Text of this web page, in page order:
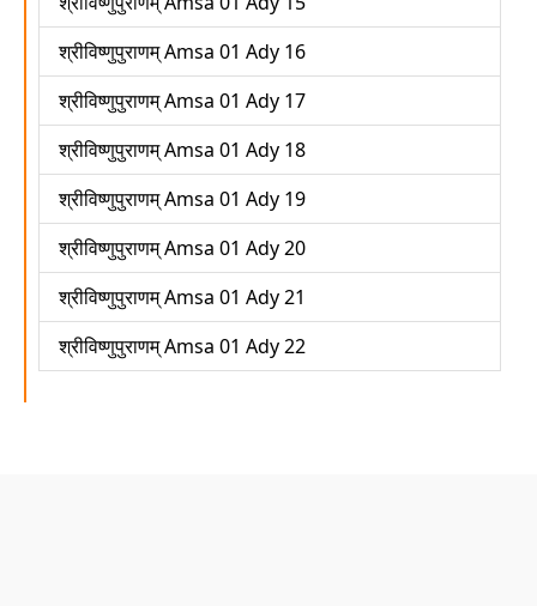
श्रीविष्णुपुराणम् Amsa 01 Ady 16
श्रीविष्णुपुराणम् Amsa 01 Ady 17
श्रीविष्णुपुराणम् Amsa 01 Ady 18
श्रीविष्णुपुराणम् Amsa 01 Ady 19
श्रीविष्णुपुराणम् Amsa 01 Ady 20
श्रीविष्णुपुराणम् Amsa 01 Ady 21
श्रीविष्णुपुराणम् Amsa 01 Ady 22